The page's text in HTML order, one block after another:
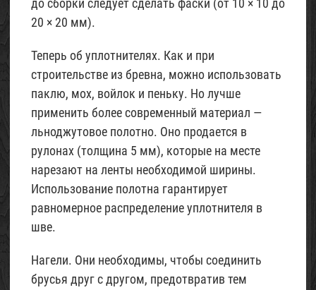
до сборки следует сделать фаски (от 10 × 10 до
20 × 20 мм).
Теперь об уплотнителях. Как и при
строительстве из бревна, можно использовать
паклю, мох, войлок и пеньку. Но лучше
применить более современный материал —
льноджутовое полотно. Оно продается в
рулонах (толщина 5 мм), которые на месте
нарезают на ленты необходимой ширины.
Использование полотна гарантирует
равномерное распределение уплотнителя в
шве.
Нагели. Они необходимы, чтобы соединить
брусья друг с другом, предотвратив тем